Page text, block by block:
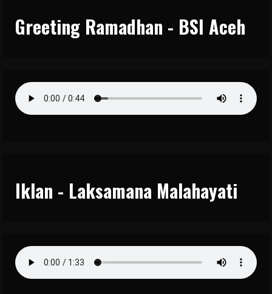
Greeting Ramadhan - BSI Aceh
Iklan - Laksamana Malahayati